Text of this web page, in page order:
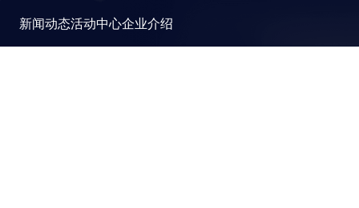
新闻动态活动中心企业介绍